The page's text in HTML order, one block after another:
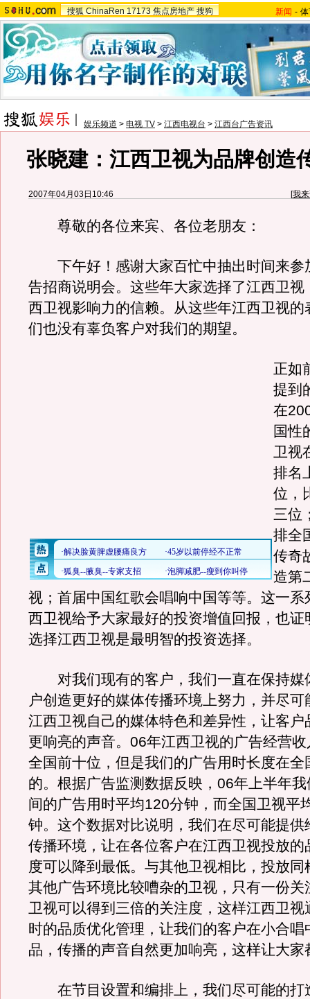
搜狐 ChinaRen 17173 焦点房地产 搜狗 新闻 -
娱乐频道 > 电视 TV > 江西电视台 > 江西台广告资讯
张晓建：江西卫视为品牌创造
2007年04月03日10:46 [我
尊敬的各位来宾、各位老朋友：
下午好！感谢大家百忙中抽出时间来参
告招商说明会。这些年大家选择了江西卫视
西卫视影响力的信赖。从这些年江西卫视的
们也没有辜负客户对我们的期望。
正如
提到
在
国性
卫视
排名
位，
三位
排全
传奇
造第
视；首届中国红歌会唱响中国等等。这一系
西卫视给予大家最好的投资增值回报，也证
选择江西卫视是最明智的投资选择。
对我们现有的客户，我们一直在保持媒
户创造更好的媒体传播环境上努力，并尽可
江西卫视自己的媒体特色和差异性，让客户
更响亮的声音。06年江西卫视的广告经营
全国前十位，但是我们的广告用时长度在全
的。根据广告监测数据反映，06年上半年
间的广告用时平均120分钟，而全国卫视平
钟。这个数据对比说明，我们在尽可能提供
传播环境，让在各位客户在江西卫视投放的
度可以降到最低。与其他卫视相比，投放同
其他广告环境比较嘈杂的卫视，只有一份关
卫视可以得到三倍的关注度，这样江西卫视
时的品质优化管理，让我们的客户在小合唱
品，传播的声音自然更加响亮，这样让大家
在节目设置和编排上，我们尽可能的打